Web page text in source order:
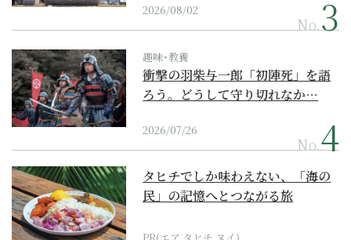
2026/08/02
No.
趣味･教養
衝撃の羽柴与一郎「初陣死」を語
ろう。どうして守り切れなか…
2026/07/26
No.
タヒチでしか味わえない、「海の
民」の記憶へとつながる旅